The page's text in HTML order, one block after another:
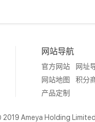
网站导航
官方网站
网址
网站地图
积分
产品定制
Ameya Holding